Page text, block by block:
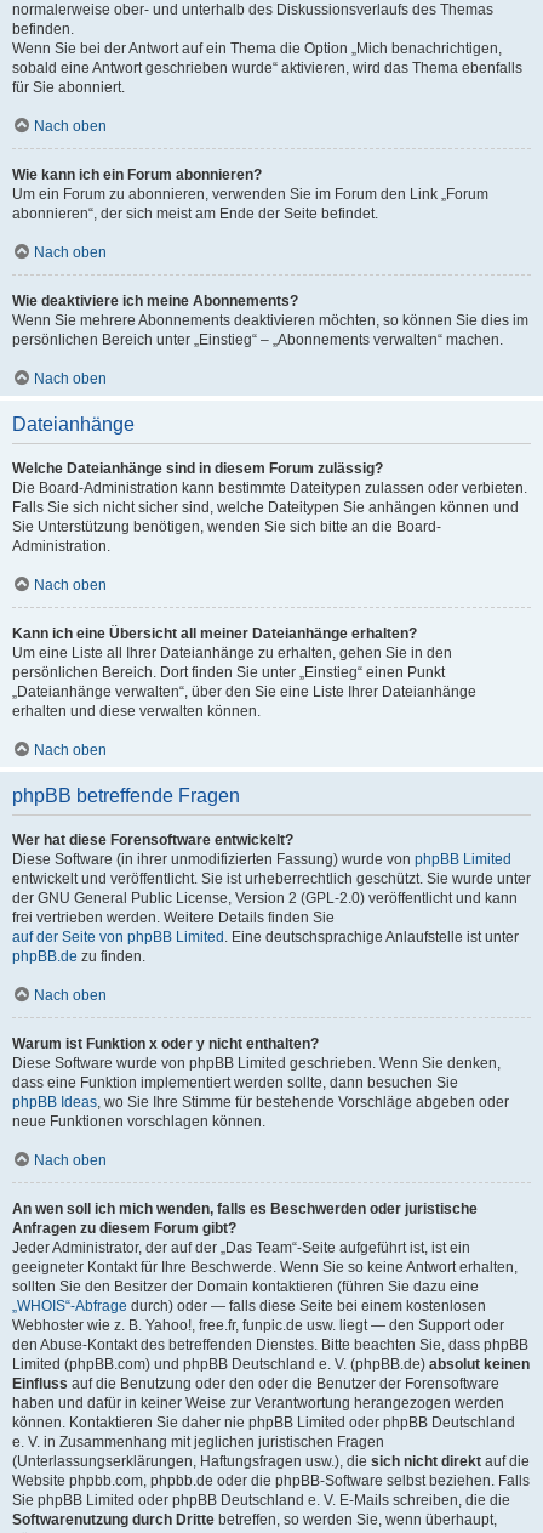
normalerweise ober- und unterhalb des Diskussionsverlaufs des Themas
befinden.
Wenn Sie bei der Antwort auf ein Thema die Option „Mich benachrichtigen,
sobald eine Antwort geschrieben wurde“ aktivieren, wird das Thema ebenfalls
für Sie abonniert.
Nach oben
Wie kann ich ein Forum abonnieren?
Um ein Forum zu abonnieren, verwenden Sie im Forum den Link „Forum
abonnieren“, der sich meist am Ende der Seite befindet.
Nach oben
Wie deaktiviere ich meine Abonnements?
Wenn Sie mehrere Abonnements deaktivieren möchten, so können Sie dies im
persönlichen Bereich unter „Einstieg“ – „Abonnements verwalten“ machen.
Nach oben
Dateianhänge
Welche Dateianhänge sind in diesem Forum zulässig?
Die Board-Administration kann bestimmte Dateitypen zulassen oder verbieten.
Falls Sie sich nicht sicher sind, welche Dateitypen Sie anhängen können und
Sie Unterstützung benötigen, wenden Sie sich bitte an die Board-
Administration.
Nach oben
Kann ich eine Übersicht all meiner Dateianhänge erhalten?
Um eine Liste all Ihrer Dateianhänge zu erhalten, gehen Sie in den
persönlichen Bereich. Dort finden Sie unter „Einstieg“ einen Punkt
„Dateianhänge verwalten“, über den Sie eine Liste Ihrer Dateianhänge
erhalten und diese verwalten können.
Nach oben
phpBB betreffende Fragen
Wer hat diese Forensoftware entwickelt?
Diese Software (in ihrer unmodifizierten Fassung) wurde von phpBB Limited
entwickelt und veröffentlicht. Sie ist urheberrechtlich geschützt. Sie wurde unter
der GNU General Public License, Version 2 (GPL-2.0) veröffentlicht und kann
frei vertrieben werden. Weitere Details finden Sie
auf der Seite von phpBB Limited . Eine deutschsprachige Anlaufstelle ist unter
phpBB.de zu finden.
Nach oben
Warum ist Funktion x oder y nicht enthalten?
Diese Software wurde von phpBB Limited geschrieben. Wenn Sie denken,
dass eine Funktion implementiert werden sollte, dann besuchen Sie
phpBB Ideas, wo Sie Ihre Stimme für bestehende Vorschläge abgeben oder
neue Funktionen vorschlagen können.
Nach oben
An wen soll ich mich wenden, falls es Beschwerden oder juristische
Anfragen zu diesem Forum gibt?
Jeder Administrator, der auf der „Das Team“-Seite aufgeführt ist, ist ein
geeigneter Kontakt für Ihre Beschwerde. Wenn Sie so keine Antwort erhalten,
sollten Sie den Besitzer der Domain kontaktieren (führen Sie dazu eine
„WHOIS“-Abfrage durch) oder — falls diese Seite bei einem kostenlosen
Webhoster wie z. B. Yahoo!, free.fr, funpic.de usw. liegt — den Support oder
den Abuse-Kontakt des betreffenden Dienstes. Bitte beachten Sie, dass phpBB
Limited (phpBB.com) und phpBB Deutschland e. V. (phpBB.de) absolut keinen
Einfluss auf die Benutzung oder den oder die Benutzer der Forensoftware
haben und dafür in keiner Weise zur Verantwortung herangezogen werden
können. Kontaktieren Sie daher nie phpBB Limited oder phpBB Deutschland
e. V. in Zusammenhang mit jeglichen juristischen Fragen
(Unterlassungserklärungen, Haftungsfragen usw.), die sich nicht direkt auf die
Website phpbb.com, phpbb.de oder die phpBB-Software selbst beziehen. Falls
Sie phpBB Limited oder phpBB Deutschland e. V. E-Mails schreiben, die die
Softwarenutzung durch Dritte betreffen, so werden Sie, wenn überhaupt,